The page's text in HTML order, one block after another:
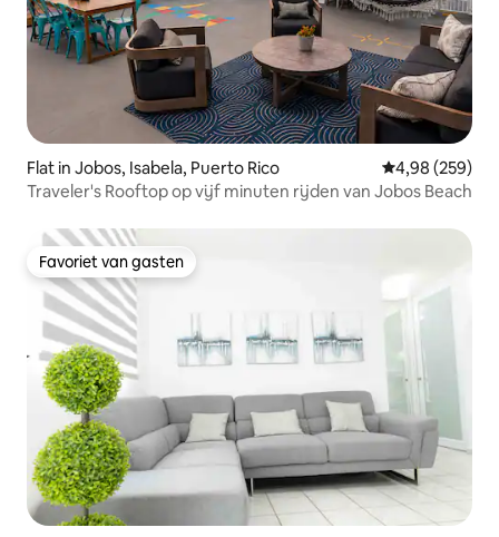
Flat in Jobos, Isabela, Puerto Rico Gemiddelde
4,98 (259)
Traveler's Rooftop op vijf minuten rijden van Jobos Beach
Favoriet van gasten
Favoriet van gasten